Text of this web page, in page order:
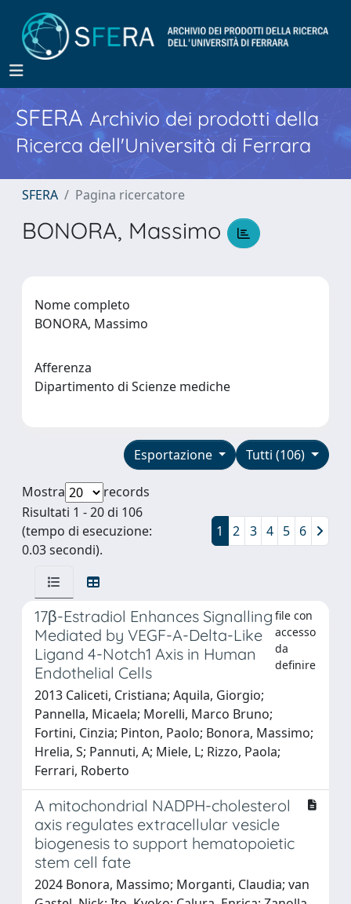
SFERA Archivio dei prodotti della
Ricerca dell'Università di Ferrara
SFERA Pagina ricercatore
BONORA, Massimo
Nome completo
BONORA, Massimo
Afferenza
Dipartimento di Scienze mediche
Tutti (106)
Esportazione
Mostra
records
Risultati 1 - 20 di 106
(tempo di esecuzione:
0.03 secondi).
1 2 3 4 5 6
17β-Estradiol Enhances Signalling
Mediated by VEGF-A-Delta-Like
Ligand 4-Notch1 Axis in Human
Endothelial Cells
file con
accesso
da
definire
2013 Caliceti, Cristiana; Aquila, Giorgio;
Pannella, Micaela; Morelli, Marco Bruno;
Fortini, Cinzia; Pinton, Paolo; Bonora, Massimo;
Hrelia, S; Pannuti, A; Miele, L; Rizzo, Paola;
Ferrari, Roberto
A mitochondrial NADPH-cholesterol
axis regulates extracellular vesicle
biogenesis to support hematopoietic
stem cell fate
2024 Bonora, Massimo; Morganti, Claudia; van